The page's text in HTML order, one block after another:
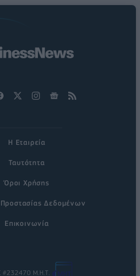
Η Εταιρεία
Ταυτότητα
Όροι Χρήσης
Προστασίας Δεδομένων
Επικοινωνία
#232470 Μ.Η.Τ.